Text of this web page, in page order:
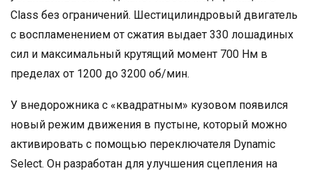
Class без ограничений. Шестицилиндровый двигатель
с воспламенением от сжатия выдает 330 лошадиных
сил и максимальный крутящий момент 700 Нм в
пределах от 1200 до 3200 об/мин.
У внедорожника с «квадратным» кузовом появился
новый режим движения в пустыне, который можно
активировать с помощью переключателя Dynamic
Select. Он разработан для улучшения сцепления на